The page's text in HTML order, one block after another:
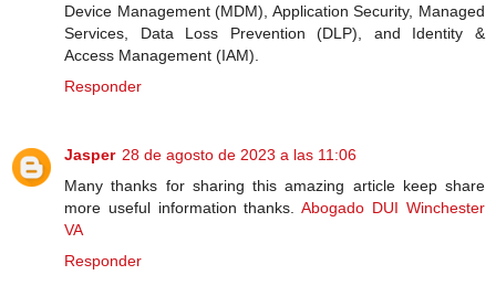
Device Management (MDM), Application Security, Managed
Services, Data Loss Prevention (DLP), and Identity &
Access Management (IAM).
Responder
Jasper 28 de agosto de 2023 a las 11:06
Many thanks for sharing this amazing article keep share
more useful information thanks.Abogado DUI Winchester
VA
Responder